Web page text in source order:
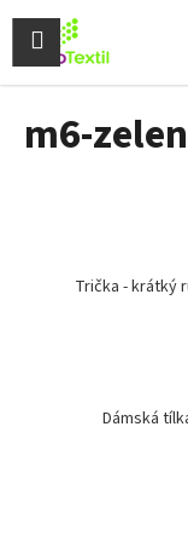
obsah
Menu
m6-
Trička - krátký
Dámská
K
š Zpět
Zpět
C